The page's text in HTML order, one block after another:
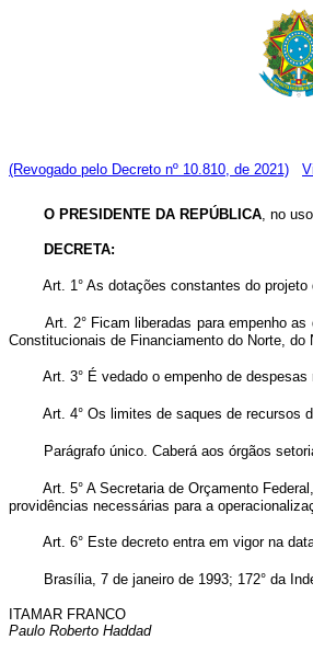
(Revogado pelo Decreto nº 10.810, de 2021)
O PRESIDENTE DA REPÚBLICA, no
DECRETA:
Art. 1° As dotações constantes do projeto
Art. 2° Ficam liberadas para empenho as
Constitucionais de Financiamento do Norte,
Art. 3° É vedado o empenho de despesas
Art. 4° Os limites de saques de recursos
Parágrafo único. Caberá aos órgãos
Art. 5° A Secretaria de Orçamento
providências necessárias para a
Art. 6° Este decreto entra em vigor na
Brasília, 7 de janeiro de 1993; 172° da
ITAMAR FRANCO
Paulo Roberto Haddad